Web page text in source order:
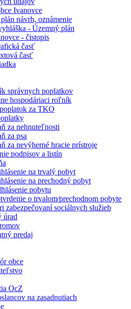
Ivanovce
návrh, oznámenie
- Územný plán
- čistopis
časť
časť
správnych poplatkov
hospodáriaci roľník
za TKO
za nehnuteľnosti
za psa
za nevýherné hracie prístroje
podpisov a listín
na trvalý pobyt
na prechodný pobyt
pobytu
o trvalom⁄prechodnom pobyte
zabezpečovaní sociálnych služieb
úrad
predaj
obce
OcZ
na zasadnutiach